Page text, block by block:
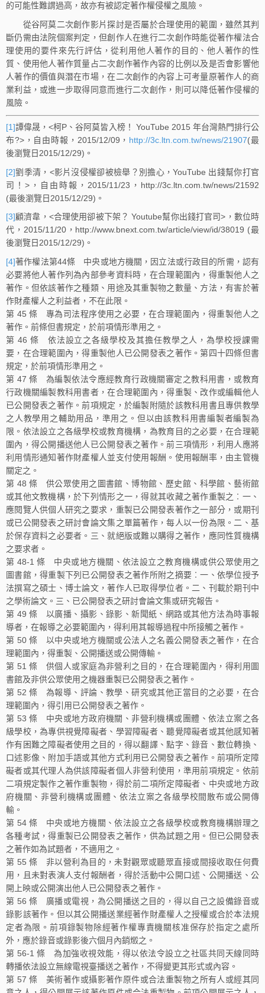
的可能性難謂過高，故亦有被認定著作權侵權之風險。
從谷阿莫二次創作影片探討是否屬於合理使用的範圍，雖然其判
斷仍需由法院個案判定，但創作人在進行二次創作時能從著作權法合
理使用的要件來先行評估，從利用他人著作的目的、他人著作的性
質、使用他人著作質量占二次創作著作內容的比例以及是否會影響他
人著作的價值與潛在市場，在二次創作的內容上可考量原著作人的商
業利益，或進一步取得同意而進行二次創作，則可以降低著作侵權的
風險。
[1]譚偉晟，<柯P、谷阿莫皆入榜！ YouTube 2015 年台灣熱門排行公
布?>，自由時報，2015/12/09， http://3c.ltn.com.tw/news/21907(最
後瀏覽日2015/12/29)。
[2]劉季清，<影片沒侵權卻被檢舉？別擔心，YouTube 出錢幫你打官
司！>，自由時報，2015/11/23，http://3c.ltn.com.tw/news/21592
(最後瀏覽日2015/12/29)。
[3]顧濟韋，<合理使用卻被下架？ Youtube幫你出錢打官司>，數位時
代，2015/11/20，http://www.bnext.com.tw/article/view/id/38019 (最
後瀏覽日2015/12/29)。
[4]著作權法第44條 中央或地方機關，因立法或行政目的所需，認有
必要將他人著作列為內部參考資料時，在合理範圍內，得重製他人之
著作。但依該著作之種類、用途及其重製物之數量、方法，有害於著
作財產權人之利益者，不在此限。
第 45 條 專為司法程序使用之必要，在合理範圍內，得重製他人之
著作。前條但書規定，於前項情形準用之。
第 46 條 依法設立之各級學校及其擔任教學之人，為學校授課需
要，在合理範圍內，得重製他人已公開發表之著作。第四十四條但書
規定，於前項情形準用之。
第 47 條 為編製依法令應經教育行政機關審定之教科用書，或教育
行政機關編製教科用書者，在合理範圍內，得重製、改作或編輯他人
已公開發表之著作。前項規定，於編製附隨於該教科用書且專供教學
之人教學用之輔助用品，準用之。但以由該教科用書編製者編製為
限。依法設立之各級學校或教育機構，為教育目的之必要，在合理範
圍內，得公開播送他人已公開發表之著作。前三項情形，利用人應將
利用情形通知著作財產權人並支付使用報酬。使用報酬率，由主管機
關定之。
第 48 條 供公眾使用之圖書館、博物館、歷史館、科學館、藝術館
或其他文教機構，於下列情形之一，得就其收藏之著作重製之︰一、
應閱覽人供個人研究之要求，重製已公開發表著作之一部分，或期刊
或已公開發表之研討會論文集之單篇著作，每人以一份為限。二、基
於保存資料之必要者。三、就絕版或難以購得之著作，應同性質機構
之要求者。
第 48-1 條 中央或地方機關、依法設立之教育機構或供公眾使用之
圖書館，得重製下列已公開發表之著作所附之摘要︰一、依學位授予
法撰寫之碩士、博士論文，著作人已取得學位者。二、刊載於期刊中
之學術論文。三、已公開發表之研討會論文集或研究報告。
第 49 條 以廣播、攝影、錄影、新聞紙、網路或其他方法為時事報
導者，在報導之必要範圍內，得利用其報導過程中所接觸之著作。
第 50 條 以中央或地方機關或公法人之名義公開發表之著作，在合
理範圍內，得重製、公開播送或公開傳輸。
第 51 條 供個人或家庭為非營利之目的，在合理範圍內，得利用圖
書館及非供公眾使用之機器重製已公開發表之著作。
第 52 條 為報導、評論、教學、研究或其他正當目的之必要，在合
理範圍內，得引用已公開發表之著作。
第 53 條 中央或地方政府機關、非營利機構或團體、依法立案之各
級學校，為專供視覺障礙者、學習障礙者、聽覺障礙者或其他感知著
作有困難之障礙者使用之目的，得以翻譯、點字、錄音、數位轉換、
口述影像、附加手語或其他方式利用已公開發表之著作。前項所定障
礙者或其代理人為供該障礙者個人非營利使用，準用前項規定。依前
二項規定製作之著作重製物，得於前二項所定障礙者、中央或地方政
府機關、非營利機構或團體、依法立案之各級學校間散布或公開傳
輸。
第 54 條 中央或地方機關、依法設立之各級學校或教育機構辦理之
各種考試，得重製已公開發表之著作，供為試題之用。但已公開發表
之著作如為試題者，不適用之。
第 55 條 非以營利為目的，未對觀眾或聽眾直接或間接收取任何費
用，且未對表演人支付報酬者，得於活動中公開口述、公開播送、公
開上映或公開演出他人已公開發表之著作。
第 56 條 廣播或電視，為公開播送之目的，得以自己之設備錄音或
錄影該著作。但以其公開播送業經著作財產權人之授權或合於本法規
定者為限。前項錄製物除經著作權專責機關核准保存於指定之處所
外，應於錄音或錄影後六個月內銷燬之。
第 56-1 條 為加強收視效能，得以依法令設立之社區共同天線同時
轉播依法設立無線電視臺播送之著作，不得變更其形式或內容。
第 57 條 美術著作或攝影著作原件或合法重製物之所有人或經其同